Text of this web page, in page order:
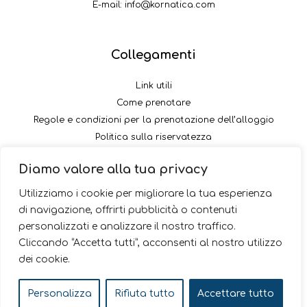
Diamo valore alla tua privacy
Utilizziamo i cookie per migliorare la tua esperienza
di navigazione, offrirti pubblicità o contenuti
personalizzati e analizzare il nostro traffico.
Cliccando “Accetta tutti”, acconsenti al nostro utilizzo
dei cookie.
Personalizza Rifiuta tutto Accettare tutto
E-mail: info@kornatica.com
Collegamenti
Link utili
Come prenotare
Regole e condizioni per la prenotazione dell’alloggio
Politica sulla riservatezza
Seguici
© 2026 Kornatica